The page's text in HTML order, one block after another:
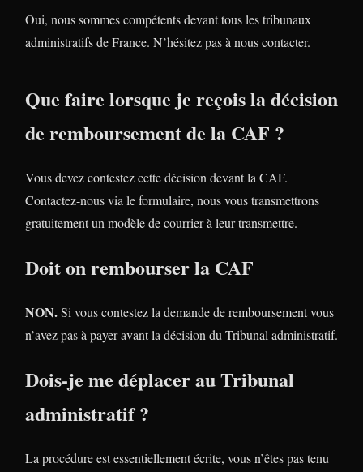
Oui, nous sommes compétents devant tous les tribunaux
administratifs de France. N’hésitez pas à nous contacter.
Que faire lorsque je reçois la décision
de remboursement de la CAF ?
Vous devez contestez cette décision devant la CAF.
Contactez-nous via le formulaire, nous vous transmettrons
gratuitement un modèle de courrier à leur transmettre.
Doit on rembourser la CAF
NON.Si vous contestez la demande de remboursement vous
n’avez pas à payer avant la décision du Tribunal administratif.
Dois-je me déplacer au Tribunal
administratif ?
La procédure est essentiellement écrite, vous n’êtes pas tenu